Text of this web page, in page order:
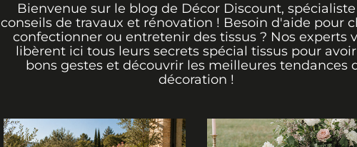
Bienvenue sur le blog de Décor Discount,
conseils de travaux et rénovation ! Besoin d'aide pour
confectionner ou entretenir des tissus ? Nos experts
libèrent ici tous leurs secrets spécial tissus pour
bons gestes et découvrir les meilleures tendances
décoration !